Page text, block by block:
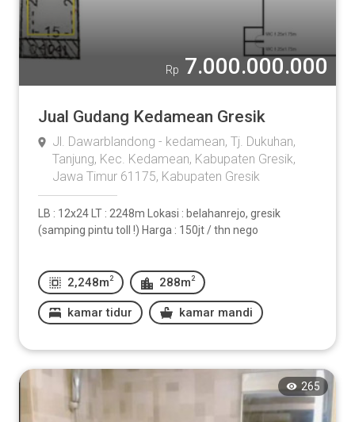
Rp 7.000.000.000
Jual Gudang Kedamean Gresik
Jl. Dawarblandong - kedamean, Tj. Dukuhan,
Tanjung, Kec. Kedamean, Kabupaten Gresik,
Jawa Timur 61175, Kabupaten Gresik
LB : 12x24 LT : 2248m Lokasi : belahanrejo, gresik
(samping pintu toll !) Harga : 150jt / thn nego
2,248m 2 288m 2
kamar tidur kamar mandi
265